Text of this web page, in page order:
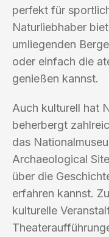
perfekt für
Naturliebhaber
umliegenden
oder einfach die
genießen kannst.
Auch kulturell hat
beherbergt
das
Archaeological
über die
erfahren kannst.
kulturelle